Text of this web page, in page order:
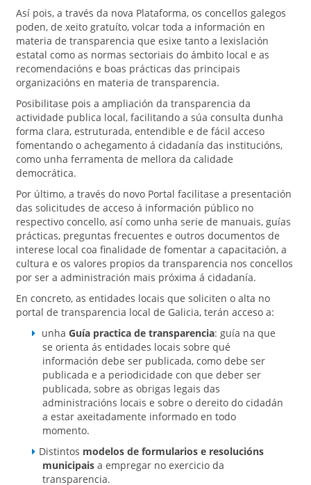
Así pois, a través da nova Plataforma, os concellos galegos
poden, de xeito gratuíto, volcar toda a información en
materia de transparencia que esixe tanto a lexislación
estatal como as normas sectoriais do ámbito local e as
recomendacións e boas prácticas das principais
organizacións en materia de transparencia.
Posibilitase pois a ampliación da transparencia da
actividade publica local, facilitando a súa consulta dunha
forma clara, estruturada, entendible e de fácil acceso
fomentando o achegamento á cidadanía das institucións,
como unha ferramenta de mellora da calidade
democrática.
Por último, a través do novo Portal facilitase a presentación
das solicitudes de acceso á información público no
respectivo concello, así como unha serie de manuais, guías
prácticas, preguntas frecuentes e outros documentos de
interese local coa finalidade de fomentar a capacitación, a
cultura e os valores propios da transparencia nos concellos
por ser a administración mais próxima á cidadanía.
En concreto, as entidades locais que soliciten o alta no
portal de transparencia local de Galicia, terán acceso a:
unhaGuía practica de transparencia: guía na que
se orienta ás entidades locais sobre qué
información debe ser publicada, como debe ser
publicada e a periodicidade con que deber ser
publicada, sobre as obrigas legais das
administracións locais e sobre o dereito do cidadán
a estar axeitadamente informado en todo
momento.
Distintos modelos de formularios e resolucións
municipais a empregar no exercicio da
transparencia.